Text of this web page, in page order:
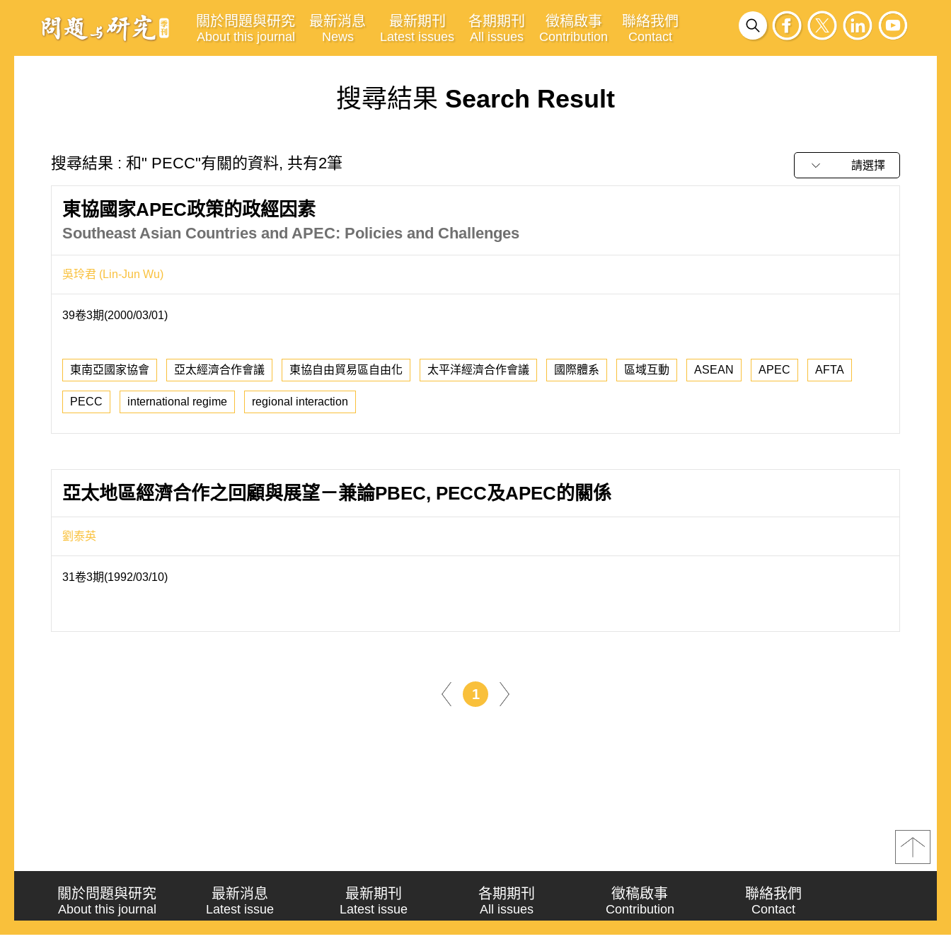
關於問題與研究
About this journal
最新消息
News
最新期刊
Latest issues
各期期刊
All issues
徵稿啟事
Contribution
聯絡我們
Contact
搜尋結果 Search Result
搜尋結果 : 和" PECC"有關的資料, 共有2筆 請選擇
東協國家APEC政策的政經因素
Southeast Asian Countries and APEC: Policies and Challenges
吳玲君 (Lin-Jun Wu)
39卷3期(2000/03/01)
東南亞國家協會 亞太經濟合作會議 東協自由貿易區自由化 太平洋經濟合作會議 國際體系 區域互動 ASEAN APEC AFTA
PECC international regime regional interaction
亞太地區經濟合作之回顧與展望－兼論PBEC, PECC及APEC的關係
劉泰英
31卷3期(1992/03/10)
1
關於問題與研究
About this journal
最新消息
Latest issue
最新期刊
Latest issue
各期期刊
All issues
徵稿啟事
Contribution
聯絡我們
Contact